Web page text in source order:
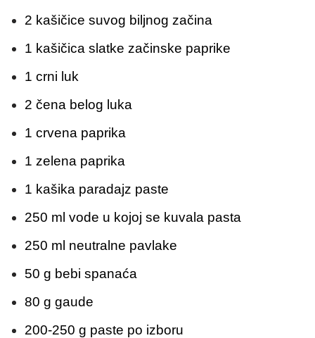
2 kašičice suvog biljnog začina
1 kašičica slatke začinske paprike
1 crni luk
2 čena belog luka
1 crvena paprika
1 zelena paprika
1 kašika paradajz paste
250 ml vode u kojoj se kuvala pasta
250 ml neutralne pavlake
50 g bebi spanaća
80 g gaude
200-250 g paste po izboru